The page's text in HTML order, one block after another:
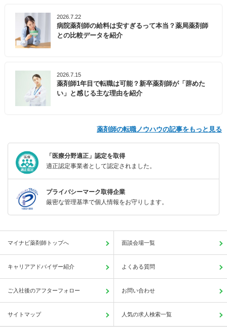
2026.7.22
病院薬剤師の給料は安すぎるって本当？薬局薬剤師
との比較データを紹介
2026.7.15
薬剤師1年目で転職は可能？新卒薬剤師が「辞めた
い」と感じる主な理由を紹介
薬剤師の転職ノウハウの記事をもっと見る
「医療分野適正」認定を取得
適正認定事業者として認定されました。
プライバシーマーク取得企業
厳密な管理基準で個人情報をお守りします。
マイナビ薬剤師トップへ 面談会場一覧
キャリアアドバイザー紹介 よくある質問
ご入社後のアフターフォロー お問い合わせ
サイトマップ 人気の求人検索一覧